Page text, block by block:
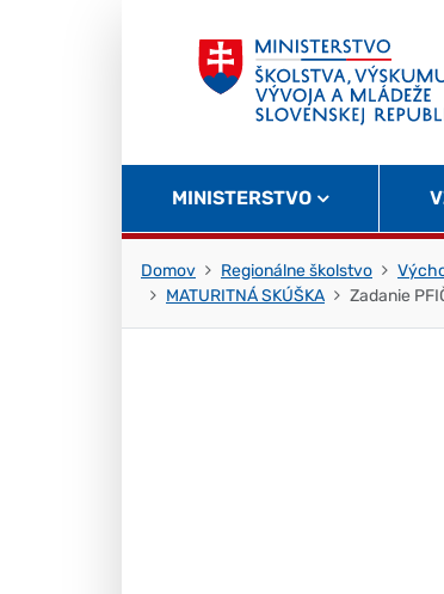
MINISTERSTVO
Domov Regionálne školstvo
MATURITNÁ SKÚŠKA
Zadanie